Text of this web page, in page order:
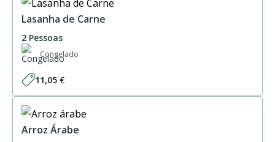
through
61,50 €
Lasanha de Carne
2 Pessoas
Congelado
11,05 €
Arroz Árabe